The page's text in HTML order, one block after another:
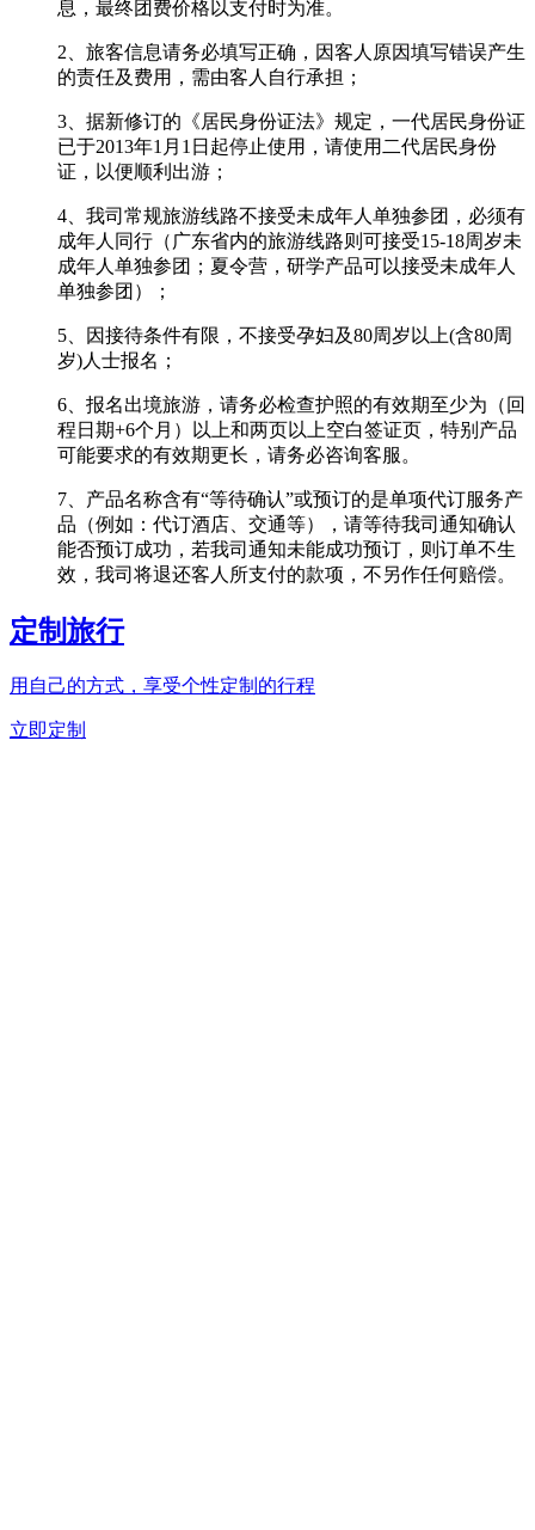
息，最终团费价格以支付时为准。
2、旅客信息请务必填写正确，因客人原因填写错误产生
的责任及费用，需由客人自行承担；
3、据新修订的《居民身份证法》规定，一代居民身份证
已于2013年1月1日起停止使用，请使用二代居民身份
证，以便顺利出游；
4、我司常规旅游线路不接受未成年人单独参团，必须有
成年人同行（广东省内的旅游线路则可接受15-18周岁未
成年人单独参团；夏令营，研学产品可以接受未成年人
单独参团）；
5、因接待条件有限，不接受孕妇及80周岁以上(含80周
岁)人士报名；
6、报名出境旅游，请务必检查护照的有效期至少为（回
程日期+6个月）以上和两页以上空白签证页，特别产品
可能要求的有效期更长，请务必咨询客服。
7、产品名称含有“等待确认”或预订的是单项代订服务产
品（例如：代订酒店、交通等），请等待我司通知确认
能否预订成功，若我司通知未能成功预订，则订单不生
效，我司将退还客人所支付的款项，不另作任何赔偿。
定制旅行
用自己的方式，享受个性定制的行程
立即定制